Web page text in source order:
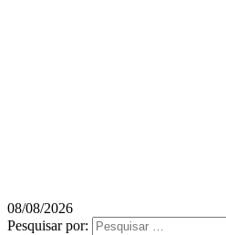
08/08/2026
Pesquisar por: